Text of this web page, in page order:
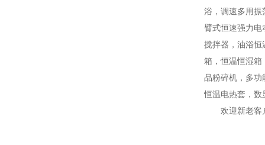
浴，调速多用振
臂式恒速强力电
搅拌器，油浴恒
箱，恒温恒湿箱
品粉碎机，多功
恒温电热套，数
欢迎新老客